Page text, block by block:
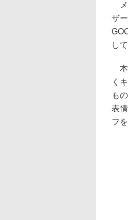
メ
ザ
し
本
く
も
表
フ